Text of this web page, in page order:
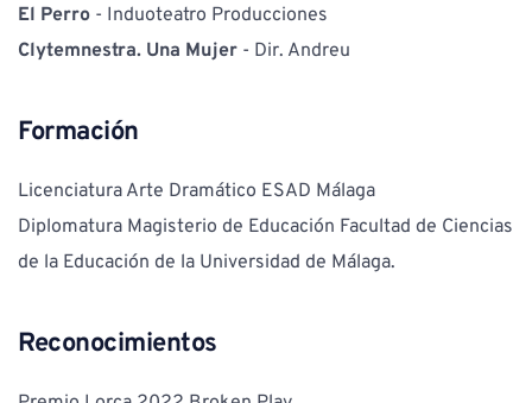
El Perro - Induoteatro Producciones
Clytemnestra. Una Mujer - Dir. Andreu
Formación
Licenciatura Arte Dramático ESAD Málaga
Diplomatura Magisterio de Educación Facultad de Ciencias
de la Educación de la Universidad de Málaga.
Reconocimientos